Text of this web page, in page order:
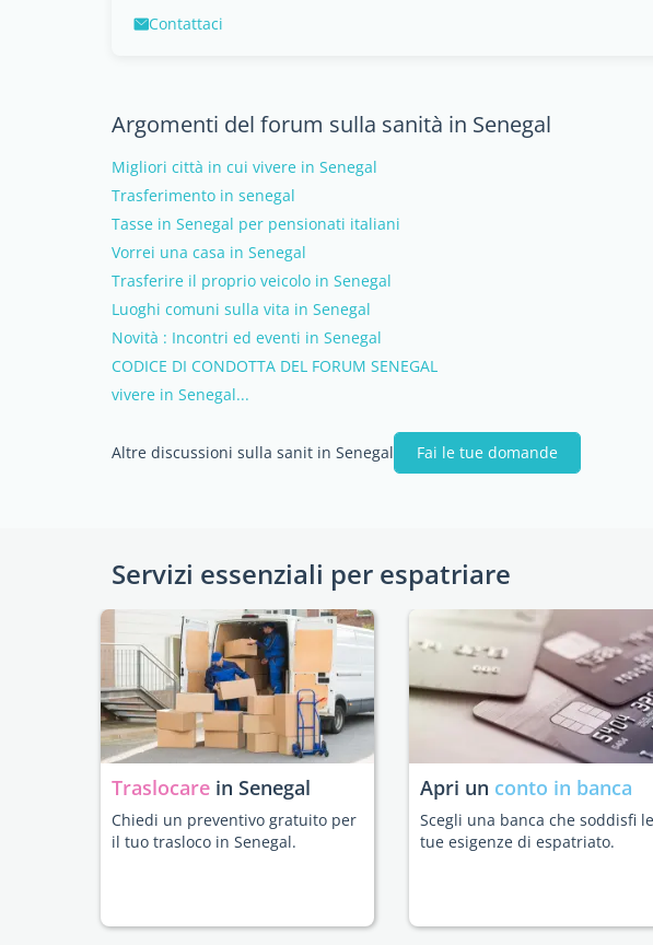
Contattaci
Argomenti del forum sulla sanità in Senegal
Migliori città in cui vivere in Senegal
Trasferimento in senegal
Tasse in Senegal per pensionati italiani
Vorrei una casa in Senegal
Trasferire il proprio veicolo in Senegal
Luoghi comuni sulla vita in Senegal
Novità : Incontri ed eventi in Senegal
CODICE DI CONDOTTA DEL FORUM SENEGAL
vivere in Senegal...
Altre discussioni sulla sanit in Senegal Fai le tue domande
Servizi essenziali per espatriare
Traslocare in Senegal
Chiedi un preventivo gratuito per
il tuo trasloco in Senegal.
Apri un conto in banca
Scegli una banca che soddisfi le
tue esigenze di espatriato.